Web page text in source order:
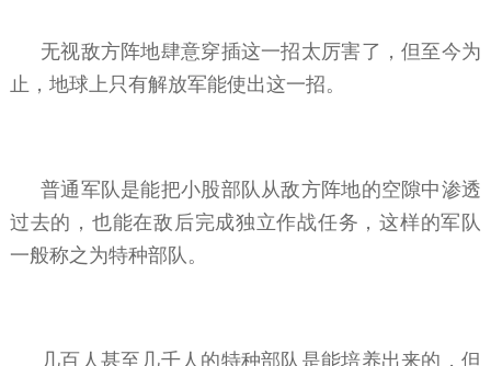
无视敌方阵地肆意穿插这一招太厉害了，但至今为
止，地球上只有解放军能使出这一招。
普通军队是能把小股部队从敌方阵地的空隙中渗透
过去的，也能在敌后完成独立作战任务，这样的军队
一般称之为特种部队。
几百人甚至几千人的特种部队是能培养出来的，但